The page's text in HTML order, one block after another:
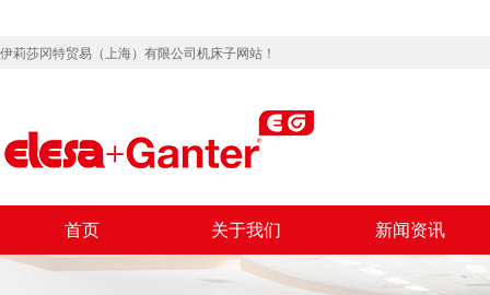
伊莉莎冈特贸易（上海）有限公司机床子网站！
首页 关于我们 新闻资讯